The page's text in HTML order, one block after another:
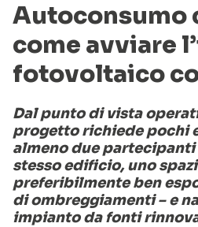
Autoconsumo
come avviare
fotovoltaico
Dal punto di vista
progetto richiede pochi
almeno due
stesso edificio, uno
preferibilmente ben
di ombreggiamenti – e
impianto da fonti